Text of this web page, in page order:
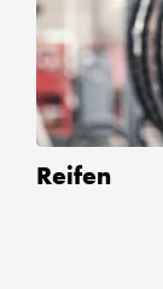
Reifen